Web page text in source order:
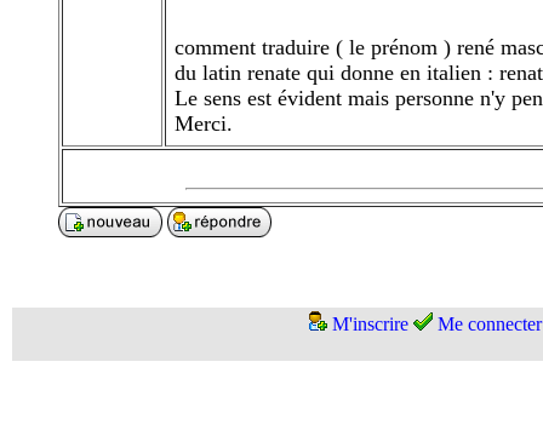
comment traduire ( le prénom ) rené
du latin renate qui donne en italien :
Le sens est évident mais personne n'y
Merci.
M'inscrire Me connecter